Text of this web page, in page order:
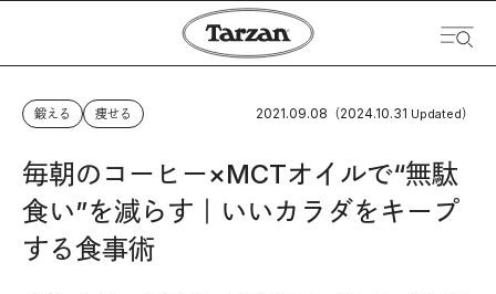
鍛える 痩せる 2021.09.08 （2024.10.31 Updated）
毎朝のコーヒー×MCTオイルで“無駄
食い”を減らす｜いいカラダをキープ
する食事術